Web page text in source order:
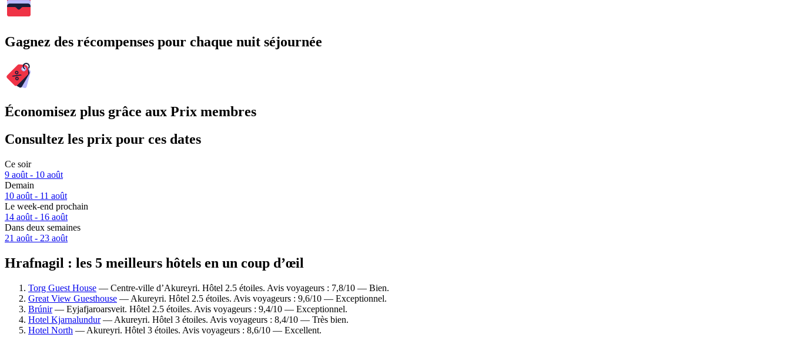
Gagnez des récompenses pour chaque nuit séjournée
Économisez plus grâce aux Prix membres
Consultez les prix pour ces dates
Ce soir
9 août - 10 août
Demain
10 août - 11 août
Le week-end prochain
14 août - 16 août
Dans deux semaines
21 août - 23 août
Hrafnagil : les 5 meilleurs hôtels en un coup d’œil
Torg Guest House — Centre-ville d’Akureyri. Hôtel 2.5 étoiles. Avis voyageurs : 7,8/10 — Bien.
Great View Guesthouse — Akureyri. Hôtel 2.5 étoiles. Avis voyageurs : 9,6/10 — Exceptionnel.
Brúnir— Eyjafjaroarsveit. Hôtel 2.5 étoiles. Avis voyageurs : 9,4/10 — Exceptionnel.
Hotel Kjarnalundur— Akureyri. Hôtel 3 étoiles. Avis voyageurs : 8,4/10 — Très bien.
Hotel North — Akureyri. Hôtel 3 étoiles. Avis voyageurs : 8,6/10 — Excellent.